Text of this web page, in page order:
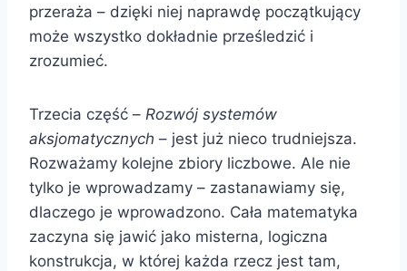
przeraża – dzięki niej naprawdę początkujący
może wszystko dokładnie prześledzić i
zrozumieć.
Trzecia część – Rozwój systemów
aksjomatycznych ­ – jest już nieco trudniejsza.
Rozważamy kolejne zbiory liczbowe. Ale nie
tylko je wprowadzamy – zastanawiamy się,
dlaczego je wprowadzono. Cała matematyka
zaczyna się jawić jako misterna, logiczna
konstrukcja, w której każda rzecz jest tam,